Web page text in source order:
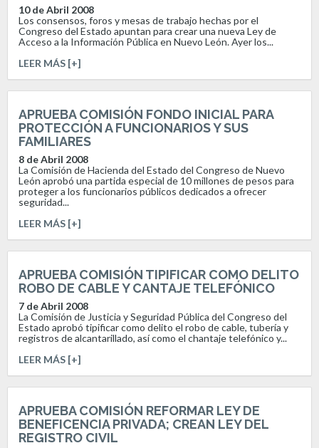
10 de Abril 2008
Los consensos, foros y mesas de trabajo hechas por el
Congreso del Estado apuntan para crear una nueva Ley de
Acceso a la Información Pública en Nuevo León. Ayer los...
LEER MÁS [+]
APRUEBA COMISIÓN FONDO INICIAL PARA
PROTECCIÓN A FUNCIONARIOS Y SUS
FAMILIARES
8 de Abril 2008
La Comisión de Hacienda del Estado del Congreso de Nuevo
León aprobó una partida especial de 10 millones de pesos para
proteger a los funcionarios públicos dedicados a ofrecer
seguridad...
LEER MÁS [+]
APRUEBA COMISIÓN TIPIFICAR COMO DELITO
ROBO DE CABLE Y CANTAJE TELEFÓNICO
7 de Abril 2008
La Comisión de Justicia y Seguridad Pública del Congreso del
Estado aprobó tipificar como delito el robo de cable, tubería y
registros de alcantarillado, así como el chantaje telefónico y...
LEER MÁS [+]
APRUEBA COMISIÓN REFORMAR LEY DE
BENEFICENCIA PRIVADA; CREAN LEY DEL
REGISTRO CIVIL